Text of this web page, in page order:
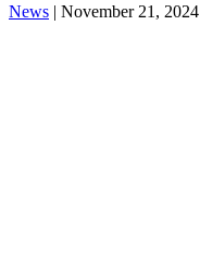
News | November 21, 2024